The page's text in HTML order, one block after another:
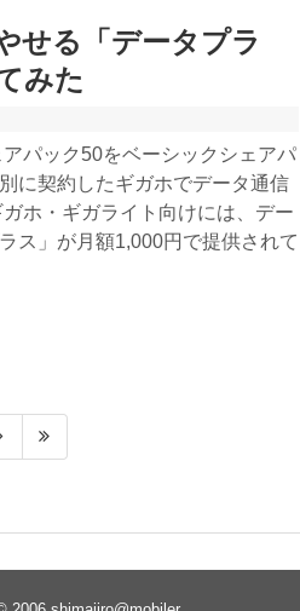
せる「データプラ
みた
パック50をベーシックシェアパ
に契約したギガホでデータ通信
ホ・ギガライト向けには、デー
ス」が月額1,000円で提供されて